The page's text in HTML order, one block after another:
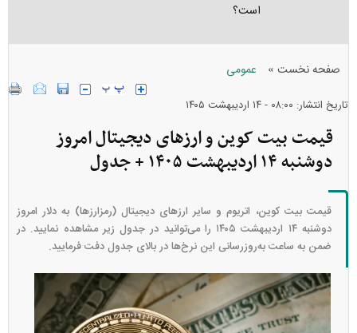
است؟
صفحه نخست » عمومی
تاریخ انتشار: ۰۸:۰۰ - ۱۴ ارديبهشت ۱۴۰۵
قیمت بیت کوین و ارز‌های دیجیتال امروز
دوشنبه ۱۴ اردیبهشت ۱۴۰۵ + جدول
قیمت بیت کوین، اتریوم و سایر ارز‌های دیجیتال (رمزارزها) به دلار امروز
دوشنبه ۱۴ اردیبهشت ۱۴۰۵ را می‌توانید در جدول زیر مشاهده نمایید. در
ضمن به ساعت به‌روز‌رسانی این نرخ‌ها در بالای جدول دفت فرمایید.